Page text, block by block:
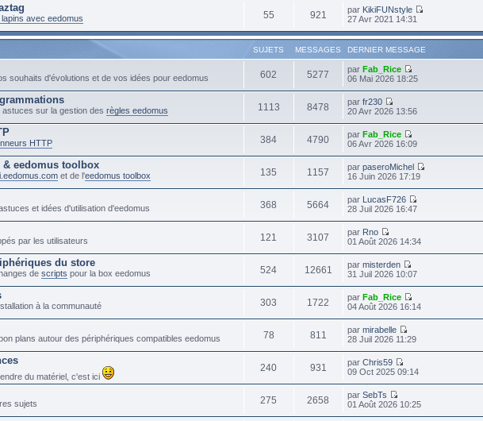
avec eedomus 55 921 par KikiFUNstyle
27 Avr 2021 14:31
SUJETS MESSAGES DERNIER MESSAGE
souhaits d'évolutions et de vos idées pour eedomus 602 5277 parFab_Rice
06 Mai 2026 18:25
sur la gestion des règles eedomus 1113 8478 parfr230
20 Avr 2026 13:56
HTTP 384 4790 parFab_Rice
06 Avr 2026 16:09
& eedomus toolbox
et de l'eedomus toolbox 135 1157 parpaseroMichel
16 Juin 2026 17:19
et idées d'utilisation d'eedomus 368 5664 par LucasF726
28 Juil 2026 16:47
par les utilisateurs 121 3107 par Rno
01 Août 2026 14:34
du store
de scripts pour la box eedomus 524 12661 parmisterden
31 Juil 2026 10:07
à la communauté 303 1722 parFab_Rice
04 Août 2026 16:14
plans autour des périphériques compatibles eedomus 78 811 parmirabelle
28 Juil 2026 11:29
du matériel, c'est ici
240 931 parChris59
09 Oct 2025 09:14
sujets 275 2658 parSebTs
01 Août 2026 10:25